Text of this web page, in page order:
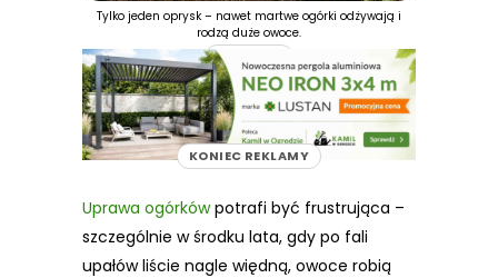
Tylko jeden oprysk – nawet martwe ogórki odżywają i
rodzą duże owoce.
REKLAMA
KONIEC REKLAMY
Uprawa ogórkówpotrafi być frustrująca –
szczególnie w środku lata, gdy po fali
upałów liście nagle więdną, owoce robią